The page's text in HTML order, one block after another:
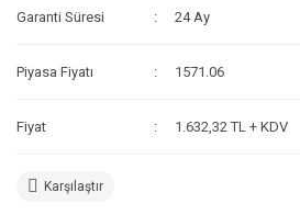
Garanti Süresi 24 Ay
Piyasa Fiyatı 1571.06
Fiyat 1.632,32 TL + KDV
Karşılaştır